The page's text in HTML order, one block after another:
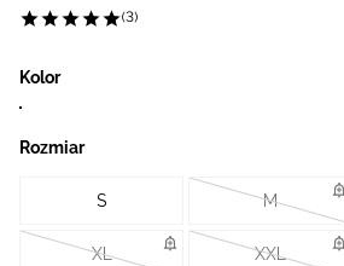
(3)
Kolor
Rozmiar
S M
XL XXL